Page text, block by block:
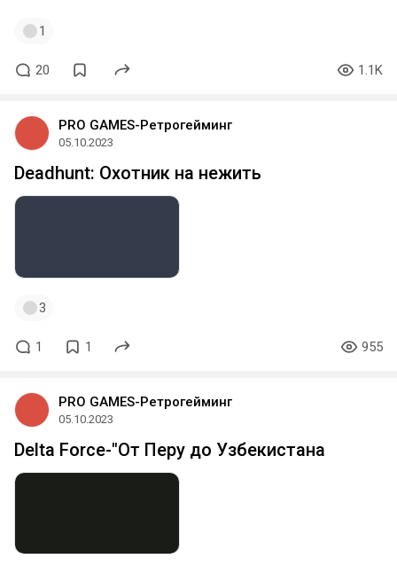
1
20 1.1K
PRO GAMES-Ретрогейминг
05.10.2023
Deadhunt: Охотник на нежить
3
1 1 955
PRO GAMES-Ретрогейминг
05.10.2023
Delta Force-"От Перу до Узбекистана